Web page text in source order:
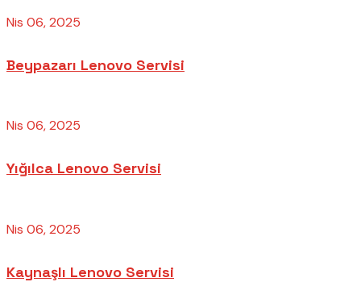
Nis 06, 2025
Beypazarı Lenovo Servisi
Nis 06, 2025
Yığılca Lenovo Servisi
Nis 06, 2025
Kaynaşlı Lenovo Servisi